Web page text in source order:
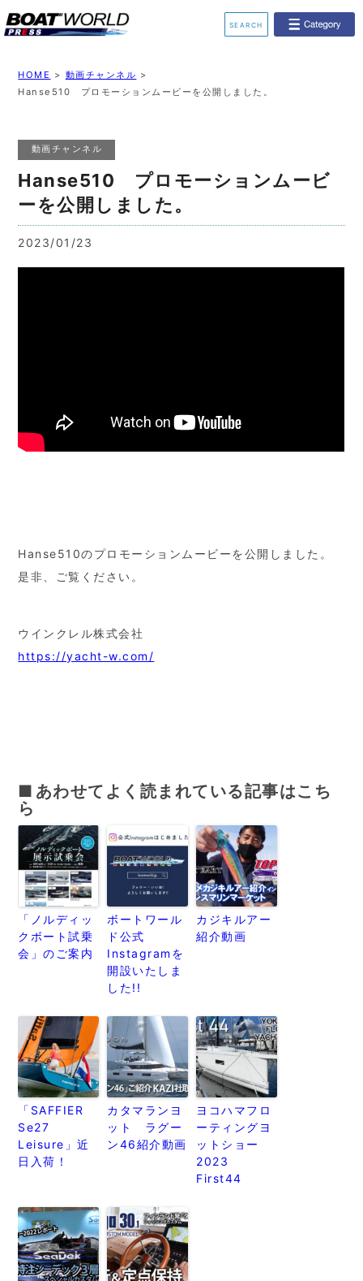
SEARCH
業界ニュース
ジェットスキー
動画チャンネル リクルート
HOME > 動画チャンネル >
Hanse510 プロモーションムービーを公開しました。
動画チャンネル
Hanse510 プロモーションムービ
ーを公開しました。
2023/01/23
Hanse510のプロモーションムービーを公開しました。
是非、ご覧ください。
ウインクレル株式会社
https://yacht-w.com/
あわせてよく読まれている記事はこち
ら
「ノルディッ
クボート試乗
会」のご案内
ボートワール
ド公式
Instagramを
開設いたしま
した!!
カジキルアー
紹介動画
「SAFFIER
Se27
Leisure」近
日入荷！
カタマランヨ
ット ラグー
ン46紹介動画
ヨコハマフロ
ーティングヨ
ットショー
2023
First44